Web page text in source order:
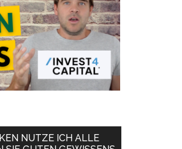
NUTZE ICH ALLE